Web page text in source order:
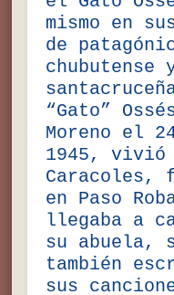
mismo en
de
chubutense
“Gato”
Moreno el
1945, vivió
Caracoles,
en Paso
llegaba a
su abuela,
también
sus